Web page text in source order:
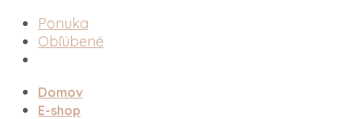
Ponuka
Obľúbené
Domov
E-shop